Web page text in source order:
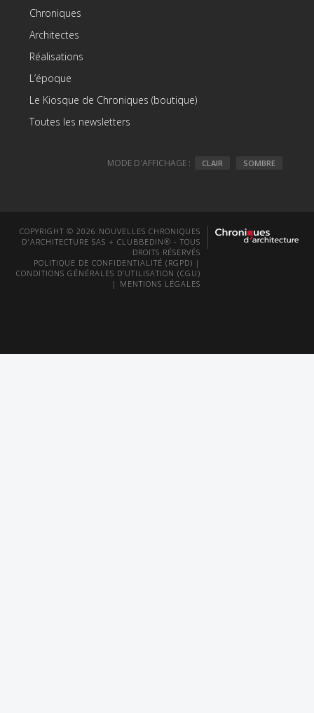
Chroniques
Architectes
Réalisations
L’époque
Le Kiosque de Chroniques (boutique)
Toutes les newsletters
MODE D'AFFICHAGE : CLAIR SOMBRE
COPYRIGHT © 2026 NOUVELLES CHRONIQUES
D'ARCHITECTURE SAS + CLUBBEDIN® - TOUS
DROITS RÉSERVÉS
POLITIQUE DE CONFIDENTIALITÉ (RGPD) |
CONDITIONS GÉNÉRALES D’UTILISATION (CGU)
| MENTIONS LÉGALES